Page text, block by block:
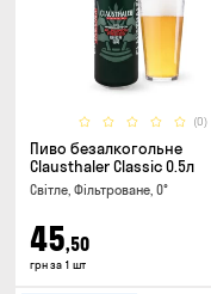
(0)
Пиво безалкогольне
Clausthaler Classic 0.5л
Світле, Фільтроване, 0°
45,50
грн за 1 шт